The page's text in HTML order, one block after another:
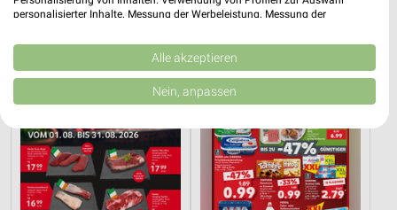
personalisierter Inhalte. Messung der Werbeleistung. Messung der
Kombinationen von Daten aus verschiedenen Quellen. Entwicklung und
Verbesserung der Angebote. Verwendung reduzierter Daten zur Auswahl
von Inhalten.
Daten können außerhalb der Europäischen Union weitergegeben und in die
Website/App.
Partnerliste anzeigen (1 IAB-Anbieter)
Wir nutzen Ihre Daten für folgende Zwecke:
IAB-Verarbeitungszwecke:
Alle akzeptieren
Nein, anpassen